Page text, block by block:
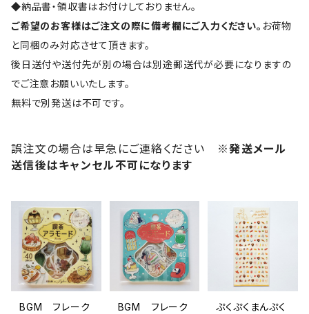
◆納品書・領収書はお付けしておりません。
ご希望のお客様はご注文の際に備考欄にご入力ください。 お荷物
と同梱のみ対応させて頂きます。
後日送付や送付先が別の場合は別途郵送代が必要になりますの
でご注意お願いいたします。
無料で別発送は不可です。
誤注文の場合は早急にご連絡ください ※発送メール
送信後はキャンセル不可になります
BGM フレーク
BGM フレーク
ぷくぷくまんぷく